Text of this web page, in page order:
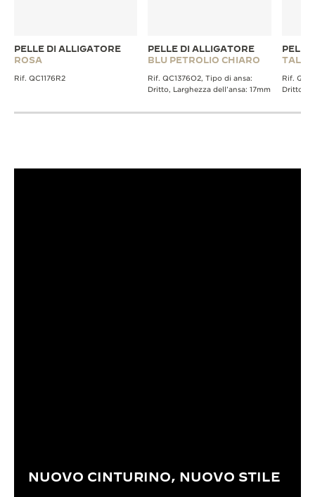
PELLE DI ALLIGATORE
ROSA
Rif. QC1176R2
PELLE DI ALLIGATORE
BLU PETROLIO CHIARO
Rif. QC1376O2, Tipo di ansa:
Dritto, Larghezza dell’ansa: 17mm
PELLE
TALPA
Rif.
Dritto,
NUOVO CINTURINO, NUOVO STILE